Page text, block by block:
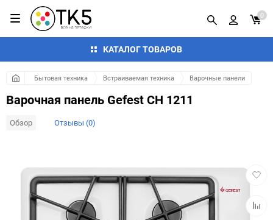
КАТАЛОГ ТОВАРОВ
0
Бытовая техника Встраиваемая техника Варочные панели
Варочная панель Gefest СН 1211
Обзор Отзывы (0)
в
к